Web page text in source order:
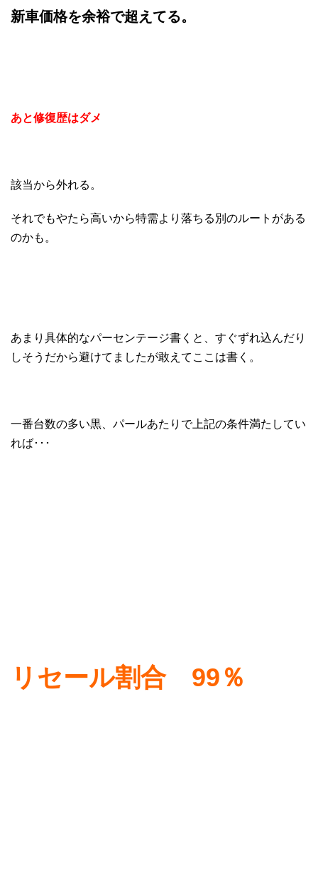
新車価格を余裕で超えてる。
あと修復歴はダメ
該当から外れる。
それでもやたら高いから特需より落ちる別のルートがある
のかも。
あまり具体的なパーセンテージ書くと、すぐずれ込んだり
しそうだから避けてましたが敢えてここは書く。
一番台数の多い黒、パールあたりで上記の条件満たしてい
れば･･･
リセール割合 99％